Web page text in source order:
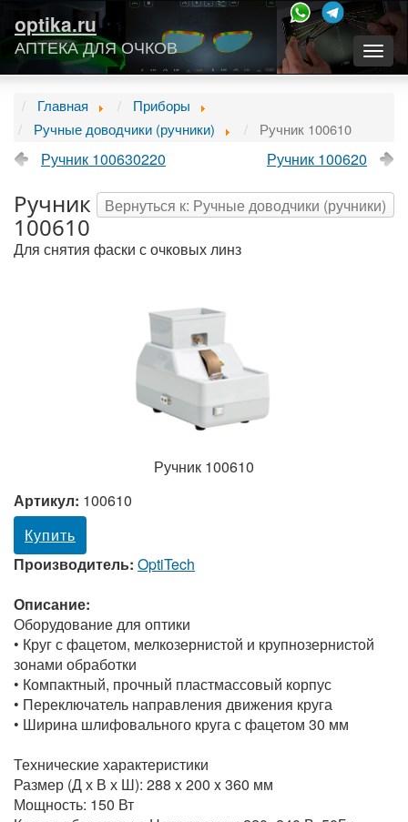
optika.ru
АПТЕКА ДЛЯ ОЧКОВ
Главная
Приборы
Ручные доводчики (ручники)
Ручник 100610
Ручник 100630220 Ручник 100620
Вернуться к: Ручные доводчики (ручники)
Ручник
100610
Для снятия фаски с очковых линз
Ручник 100610
Артикул: 100610
Купить
Производитель: OptiTech
Описание:
Оборудование для оптики
• Круг с фацетом, мелкозернистой и крупнозернистой
зонами обработки
• Компактный, прочный пластмассовый корпус
• Переключатель направления движения круга
• Ширина шлифовального круга с фацетом 30 мм
Технические характеристики
Размер (Д х В х Ш): 288 x 200 x 360 мм
Мощность: 150 Вт